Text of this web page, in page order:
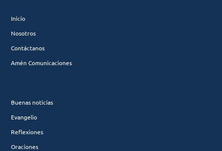
Inicio
Nosotros
Contáctanos
Amén Comunicaciones
Buenas noticias
Evangelio
Reflexiones
Oraciones